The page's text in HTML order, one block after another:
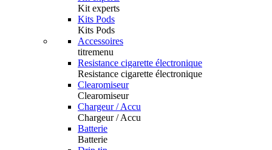
Kit experts
Kits Pods
Kits Pods
Accessoires
titremenu
Resistance cigarette électronique
Resistance cigarette électronique
Clearomiseur
Clearomiseur
Chargeur / Accu
Chargeur / Accu
Batterie
Batterie